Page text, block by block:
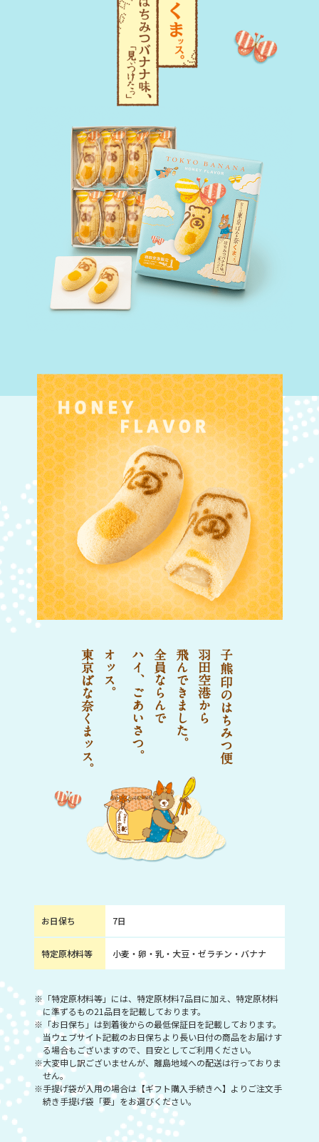
お日保ち 7日
特定原材料等 小麦・卵・乳・大豆・ゼラチン・バナナ
※「特定原材料等」には、特定原材料7品目に加え、特定原材料
に準ずるもの21品目を記載しております。
※「お日保ち」は到着後からの最低保証日を記載しております。
当ウェブサイト記載のお日保ちより長い日付の商品をお届けす
る場合もございますので、目安としてご利用ください。
※大変申し訳ございませんが、離島地域への配送は行っておりま
せん。
※手提げ袋が入用の場合は【ギフト購入手続きへ】よりご注文手
続き手提げ袋「要」をお選びください。